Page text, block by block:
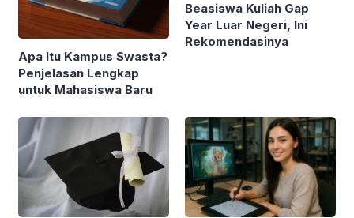
Apa Itu Kampus Swasta?
Penjelasan Lengkap
untuk Mahasiswa Baru
Beasiswa Kuliah Gap
Year Luar Negeri, Ini
Rekomendasinya